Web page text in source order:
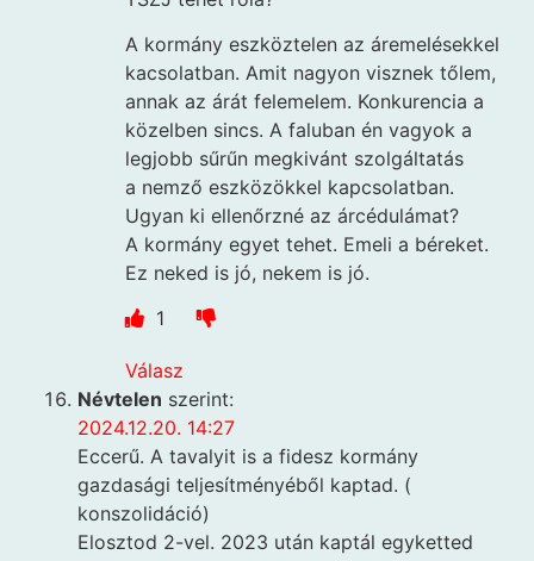
A kormány eszköztelen az áremelésekkel
kacsolatban. Amit nagyon visznek tőlem,
annak az árát felemelem. Konkurencia a
közelben sincs. A faluban én vagyok a
legjobb sűrűn megkivánt szolgáltatás
a nemző eszközökkel kapcsolatban.
Ugyan ki ellenőrzné az árcédulámat?
A kormány egyet tehet. Emeli a béreket.
Ez neked is jó, nekem is jó.
1
Válasz
Névtelen szerint:
2024.12.20. 14:27
Eccerű. A tavalyit is a fidesz kormány
gazdasági teljesítményéből kaptad. (
konszolidáció)
Elosztod 2-vel. 2023 után kaptál egyketted